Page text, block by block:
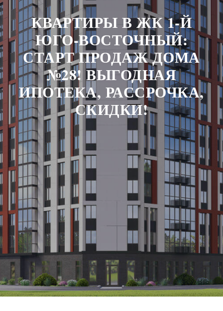
КВАРТИРЫ В ЖК 1-Й
ЮГО-ВОСТОЧНЫЙ:
СТАРТ ПРОДАЖ ДОМА
№28! ВЫГОДНАЯ
ИПОТЕКА, РАССРОЧКА,
СКИДКИ!